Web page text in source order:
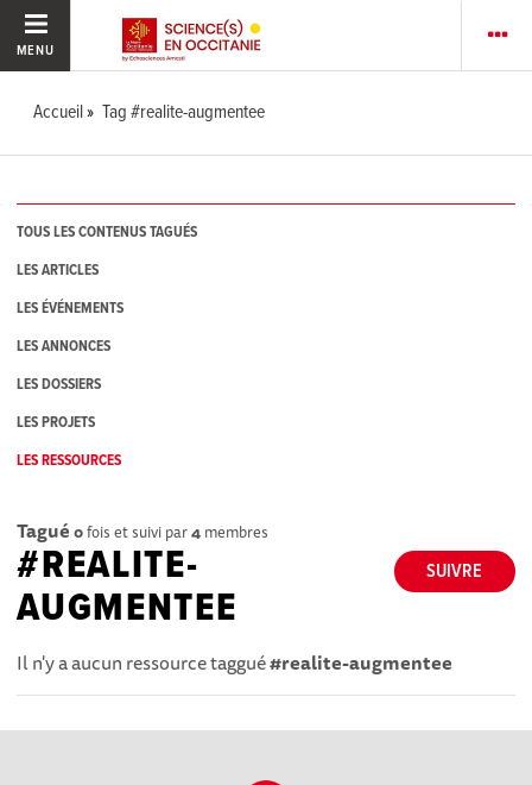
MENU
Accueil Tag #realite-augmentee
TOUS LES CONTENUS TAGUÉS
LES ARTICLES
LES ÉVÉNEMENTS
LES ANNONCES
LES DOSSIERS
LES PROJETS
LES RESSOURCES
Tagué 0fois et suivi par4 membres
SUIVRE
#REALITE-
AUGMENTEE
Il n'y a aucun ressource taggué#realite-augmentee